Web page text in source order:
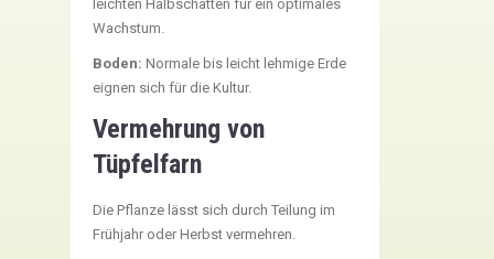
leichten Halbschatten für ein optimales
Wachstum.
Boden: Normale bis leicht lehmige Erde
eignen sich für die Kultur.
Vermehrung von
Tüpfelfarn
Die Pflanze lässt sich durch Teilung im
Frühjahr oder Herbst vermehren.